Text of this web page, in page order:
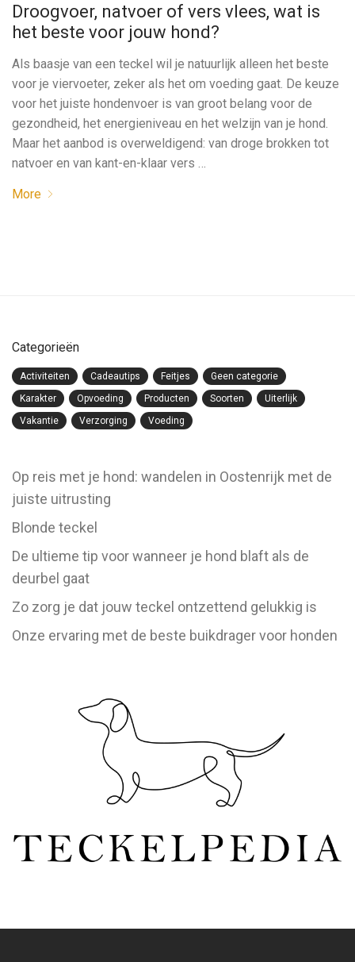
Droogvoer, natvoer of vers vlees, wat is
het beste voor jouw hond?
Als baasje van een teckel wil je natuurlijk alleen het beste
voor je viervoeter, zeker als het om voeding gaat. De keuze
voor het juiste hondenvoer is van groot belang voor de
gezondheid, het energieniveau en het welzijn van je hond.
Maar het aanbod is overweldigend: van droge brokken tot
natvoer en van kant-en-klaar vers …
More
Categorieën
Activiteiten Cadeautips Feitjes
Geen categorie
Karakter
Opvoeding Producten Soorten
Uiterlijk
Vakantie
Verzorging Voeding
Op reis met je hond: wandelen in Oostenrijk met de
juiste uitrusting
Blonde teckel
De ultieme tip voor wanneer je hond blaft als de
deurbel gaat
Zo zorg je dat jouw teckel ontzettend gelukkig is
Onze ervaring met de beste buikdrager voor honden